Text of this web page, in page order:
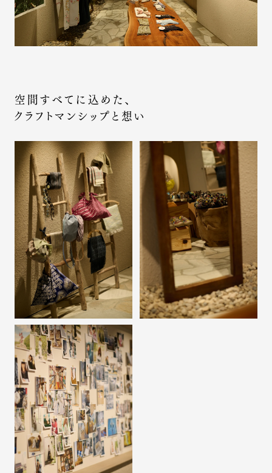
空間すべてに込めた、
クラフトマンシップと想い